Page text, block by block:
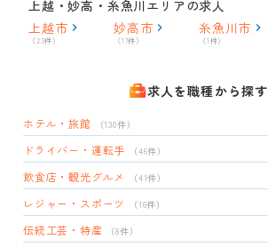
上越・妙高・糸魚川エリアの求人
上越市
（23件）
妙高市
（17件）
糸魚川市
（1件）
求人を職種から探す
ホテル・旅館 （130件）
ドライバー・運転手 （46件）
飲食店・観光グルメ （41件）
レジャー・スポーツ （16件）
伝統工芸・特産 （8件）